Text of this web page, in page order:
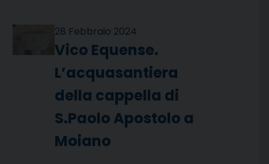
28 Febbraio 2024
Vico Equense.
L’acquasantiera
della cappella di
S.Paolo Apostolo a
Moiano